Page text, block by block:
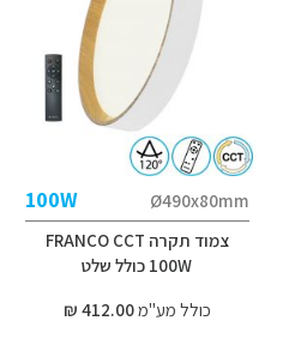
Ø490x80mm
100W
צמוד תקרה FRANCO CCT
100W כולל שלט
כולל מע"מ412.00 ₪